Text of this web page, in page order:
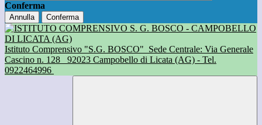
Conferma
Annulla Conferma
Istituto Comprensivo "S.G. BOSCO" Sede Centrale: Via Generale
Cascino n. 128
92023 Campobello di Licata (AG) - Tel.
0922464996